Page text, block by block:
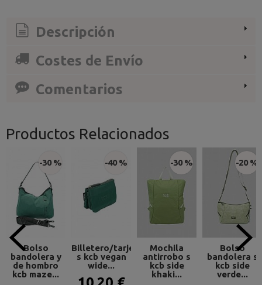
Descripción
Costes de Envío
Comentarios
Productos Relacionados
-30 %
Bolso
bandolera y
de hombro
kcb maze...
-40 %
Billetero/tarjetero
s kcb vegan
wide...
-30 %
Mochila
antirrobo s
kcb side
khaki...
-20 %
Bolso
bandolera s
kcb side
verde...